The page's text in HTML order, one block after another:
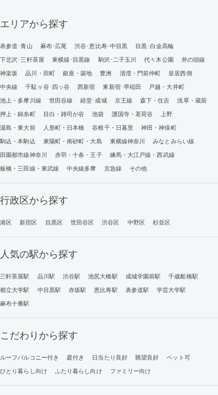
エリアから探す
表参道･青山 麻布･広尾 渋谷･恵比寿･中目黒
目黒･白金高輪
下北沢･三軒茶屋
東横線･目黒線 駒沢･二子玉川 代々木公園
井の頭線
神楽坂
品川・田町 銀座・築地 豊洲 清澄・門前仲町
皇居西側
中央線
千駄ヶ谷･四ッ谷 西新宿 東新宿･早稲田
戸越・大井町
池上・多摩川線
世田谷線 経堂･成城 京王線 森下・住吉
浅草・蔵前
押上・錦糸町
目白・雑司が谷 池袋 護国寺・茗荷谷
上野
湯島・東大前
人形町・日本橋 谷根千・日暮里
神田・神保町
駒込・本駒込
東陽町・南砂町・大島 東横線神奈川
みなとみらい線
田園都市線神奈川
赤羽・十条・王子
練馬・大江戸線・西武線
板橋・三田線・東武線
中央線多摩 京急線 その他
行政区から探す
港区 新宿区 目黒区 世田谷区 渋谷区 中野区 杉並区
人気の駅から探す
三軒茶屋駅 品川駅 渋谷駅 池尻大橋駅 成城学園前駅
千歳船橋駅
都立大学駅
中目黒駅 赤坂駅 恵比寿駅 表参道駅
学芸大学駅
麻布十番駅
こだわりから探す
ルーフバルコニー付き 庭付き 日当たり良好 眺望良好
ペット可
ひとり暮らし向け
ふたり暮らし向け ファミリー向け